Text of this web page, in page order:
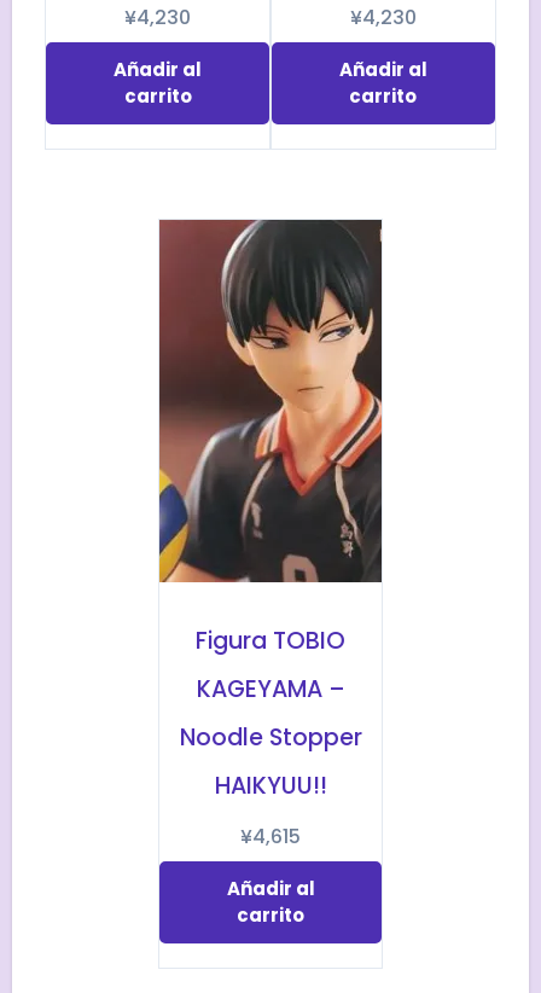
¥4,230
Añadir al
carrito
¥4,230
Añadir al
carrito
Figura TOBIO
KAGEYAMA –
Noodle Stopper
HAIKYUU!!
¥4,615
Añadir al
carrito